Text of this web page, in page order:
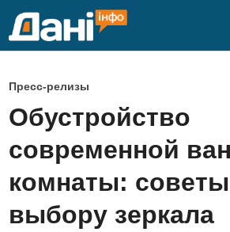
О
п
у
б
л
и
к
Пресс-релизы
Обустройство
современной
комнаты:
выбору зеркала